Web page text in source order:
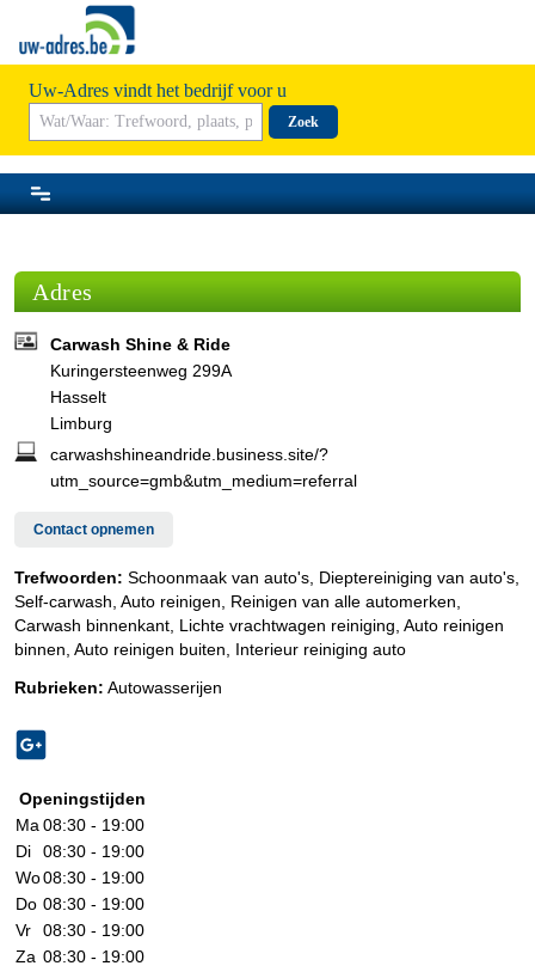
Uw-Adres vindt het bedrijf voor u
Zoek
Adres
Carwash Shine & Ride
Kuringersteenweg 299A
Hasselt
Limburg
carwashshineandride.business.site/?
utm_source=gmb&utm_medium=referral
Contact opnemen
Trefwoorden: Schoonmaak van auto's, Dieptereiniging van auto's,
Self-carwash, Auto reinigen, Reinigen van alle automerken,
Carwash binnenkant, Lichte vrachtwagen reiniging, Auto reinigen
binnen, Auto reinigen buiten, Interieur reiniging auto
Rubrieken: Autowasserijen
Openingstijden
Ma 08:30 - 19:00
Di
08:30 - 19:00
Wo08:30 - 19:00
Do 08:30 - 19:00
Vr
08:30 - 19:00
Za 08:30 - 19:00